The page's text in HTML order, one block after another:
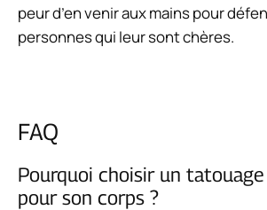
peur d’en venir aux mains pour
personnes qui leur sont chères.
FAQ
Pourquoi choisir un
pour son corps ?